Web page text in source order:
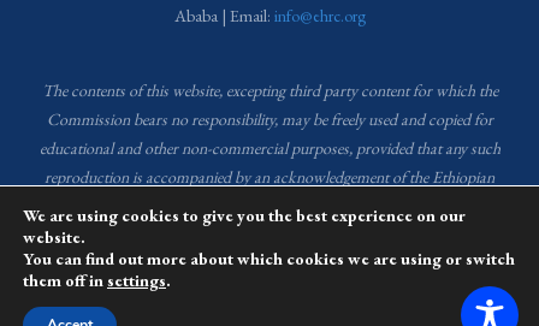
Ababa | Email: info@ehrc.org
The contents of this website, excepting third party content for which the
Commission bears no responsibility,may be freely used and copied for
educational and other non-commercial purposes, provided that any such
reproduction is accompanied by an acknowledgement of the Ethiopian
Human Rights Commission (EHRC). Source of images used in the content
of this website: EHRC Media and Communications Department Archive
and Creative Common License.
This website is managed by the Media and Communications team of the
We are using cookies to give you the best experience on our
website.
You can find out more about which cookies we are using or switch
them off insettings.